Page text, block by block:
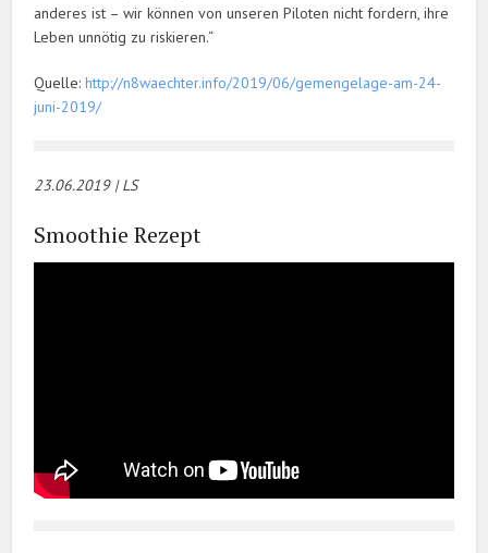
anderes ist – wir können von unseren Piloten nicht fordern, ihre
Leben unnötig zu riskieren.“
Quelle:http://n8waechter.info/2019/06/gemengelage-am-24-
juni-2019/
23.06.2019 | LS
Smoothie Rezept